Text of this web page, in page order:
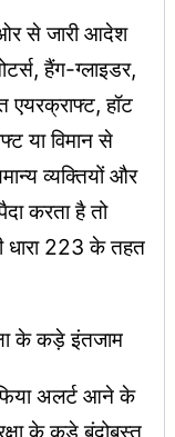
से जारी आदेश
हैंग-ग्लाइडर,
एयरक्राफ्ट, हॉट
या विमान से
व्यक्तियों और
करता है तो
धारा 223 के तहत
के कड़े इंतजाम
अलर्ट आने के
के कड़े बंदोबस्त